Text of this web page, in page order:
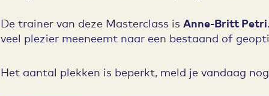
De trainer van deze Masterclass is Anne-Britt Petri
veel plezier meeneemt naar een bestaand of
Het aantal plekken is beperkt, meld je vandaag